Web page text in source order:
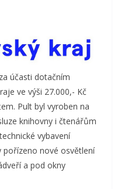
účasti dotačním
ve výši 27.000,- Kč
Pult byl vyroben na
knihovny i čtenářům
vybavení
pořízeno nové osvětlení
a pod okny